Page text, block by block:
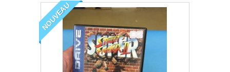
NOUVEAU